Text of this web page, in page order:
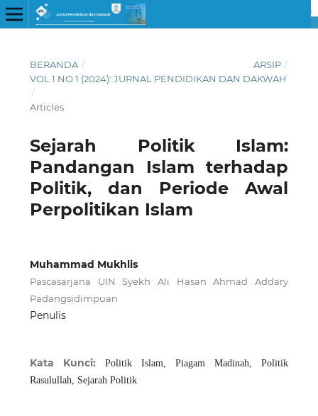
BERANDA / ARSIP /
VOL 1 NO 1 (2024): JURNAL PENDIDIKAN DAN DAKWAH
/
Articles
Sejarah Politik Islam:
Pandangan Islam terhadap
Politik, dan Periode Awal
Perpolitikan Islam
Muhammad Mukhlis
Pascasarjana UIN Syekh Ali Hasan Ahmad Addary
Padangsidimpuan
Penulis
Kata Kunci:Politik Islam, Piagam Madinah, Politik
Rasulullah, Sejarah Politik